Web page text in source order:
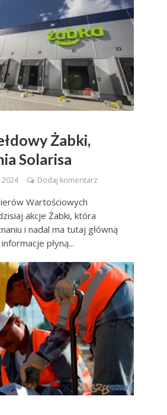
Żabki,
Solarisa
Dodaj komentarz
Wartościowych
akcje Żabki, która
i nadal ma tutaj główną
płyną...